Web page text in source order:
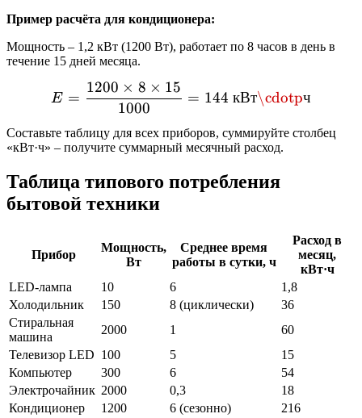
Пример расчёта для кондиционера:
Мощность – 1,2 кВт (1200 Вт), работает по 8 часов в день в
течение 15 дней месяца.
E = \frac{1200 \times 8
E =
1000
1200 × 8 × 15
= 144 кВт\cdotpч
Составьте таблицу для всех приборов, суммируйте столбец
«кВт·ч» – получите суммарный месячный расход.
Таблица типового потребления
бытовой техники
Прибор
Мощность,
Вт
Среднее время
работы в сутки, ч
Расход в
месяц,
кВт·ч
LED-лампа
10 6
1,8
Холодильник
150 8 (циклически)
36
Стиральная
машина
2000 1
60
Телевизор LED 100 5
15
Компьютер
300 6
54
Электрочайник 2000 0,3
18
Кондиционер
1200 6 (сезонно)
216